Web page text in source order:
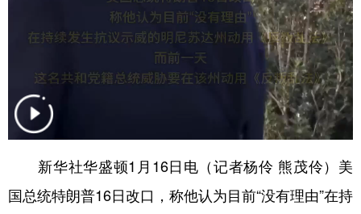
北京 天津 河北 山西
辽宁 江苏
山东 河南 湖北 湖南
新华社华盛顿1月16日电（记者杨伶 熊茂伶）美
国总统特朗普16日改口，称他认为目前“没有理由”在持